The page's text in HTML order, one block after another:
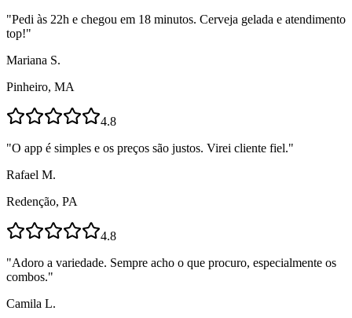
"Pedi às 22h e chegou em 18 minutos. Cerveja gelada e atendimento
top!"
Mariana S.
Pinheiro, MA
4.8
"O app é simples e os preços são justos. Virei cliente fiel."
Rafael M.
Redenção, PA
4.8
"Adoro a variedade. Sempre acho o que procuro, especialmente os
combos."
Camila L.